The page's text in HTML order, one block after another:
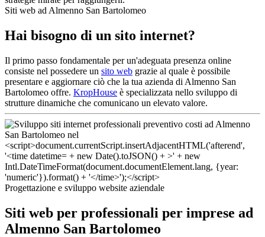
Siti web ad Almenno San Bartolomeo
Hai bisogno di un sito internet?
Il primo passo fondamentale per un'adeguata presenza online
consiste nel possedere un sito web grazie al quale è possibile
presentare e aggiornare ciò che la tua azienda di Almenno San
Bartolomeo offre. KropHouse è specializzata nello sviluppo di
strutture dinamiche che comunicano un elevato valore.
Progettazione e sviluppo website aziendale
Siti web per professionali per imprese ad
Almenno San Bartolomeo